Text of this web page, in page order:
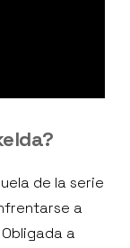
de la serie
a
a